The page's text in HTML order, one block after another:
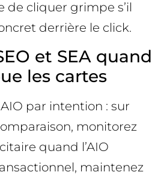
de cliquer grimpe s’il
derrière le click.
et SEA quand
les cartes
par intention : sur
monitorez
quand l’AIO
maintenez